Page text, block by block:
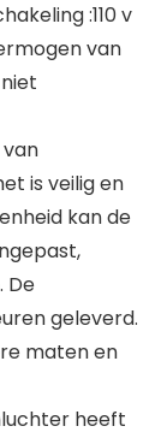
:110 v
van
is veilig en
kan de
De
geleverd.
maten en
heeft